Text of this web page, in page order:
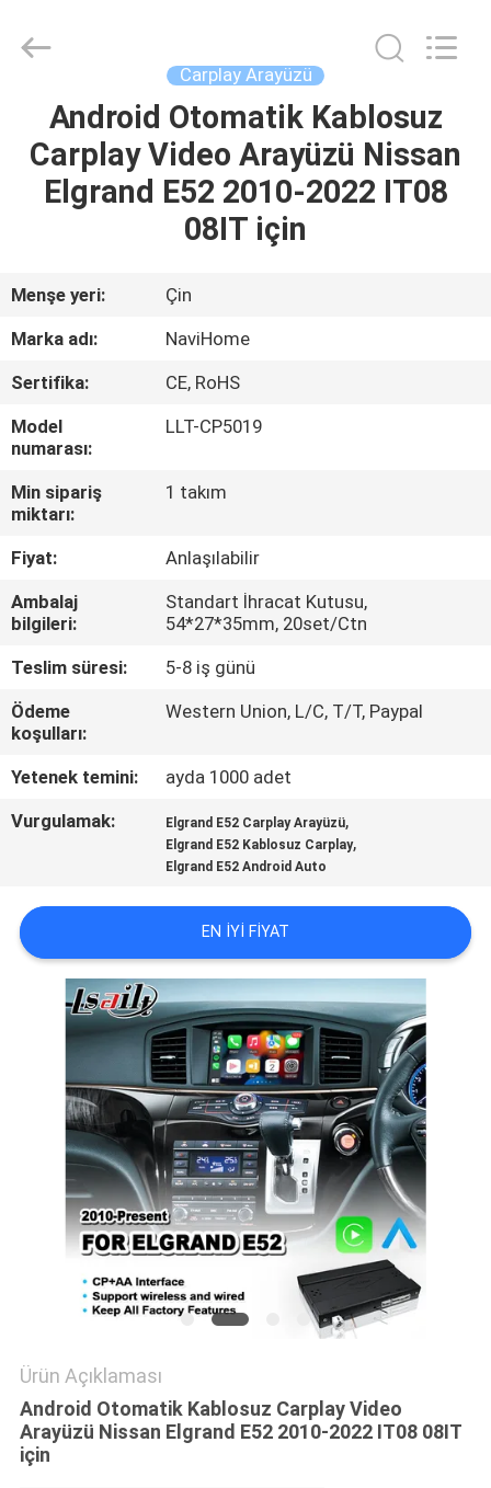
ÜRÜN:%
VİDEOLAR
FABRIKA
KALITE
KONTROL
ILETIŞIME
GEÇIN
HABERLER
SITE
HARITASI
PRIVACY
POLICY
Electron
Co.,Ltd.
Carplay Arayüzü
Android Otomatik Kablosuz
Carplay Video Arayüzü Nissan
Elgrand E52 2010-2022 IT08
08IT için
Menşe yeri:
Çin
Marka adı:
NaviHome
Sertifika:
CE, RoHS
Model
numarası:
LLT-CP5019
Min sipariş
miktarı:
1 takım
Fiyat:
Anlaşılabilir
Ambalaj
bilgileri:
Standart İhracat Kutusu,
54*27*35mm, 20set/Ctn
Teslim süresi:
5-8 iş günü
Ödeme
koşulları:
Western Union, L/C, T/T, Paypal
Yetenek temini:
ayda 1000 adet
Vurgulamak:
Elgrand E52 Carplay Arayüzü,
Elgrand E52 Kablosuz Carplay,
Elgrand E52 Android Auto
EN IYI FIYAT
Ürün Açıklaması
Android Otomatik Kablosuz Carplay Video
Arayüzü Nissan Elgrand E52 2010-2022 IT08 08IT
için